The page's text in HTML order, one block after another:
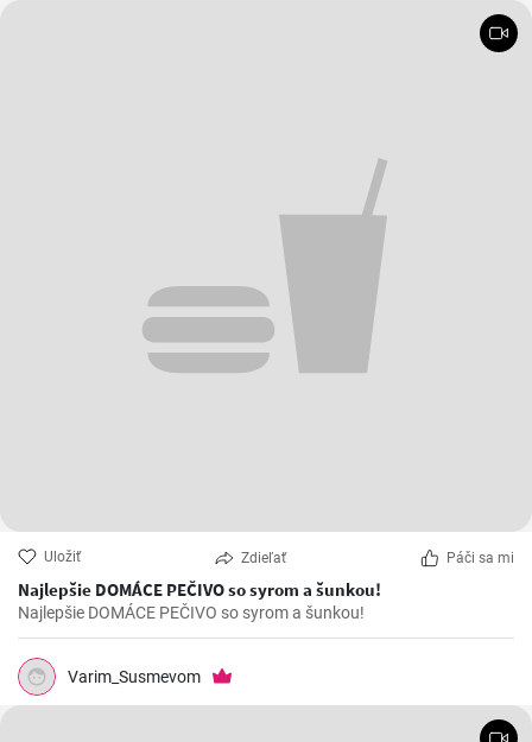
Uložiť Zdieľať Páči sa mi
Najlepšie DOMÁCE PEČIVO so syrom a šunkou!
Najlepšie DOMÁCE PEČIVO so syrom a šunkou!
Varim_Susmevom